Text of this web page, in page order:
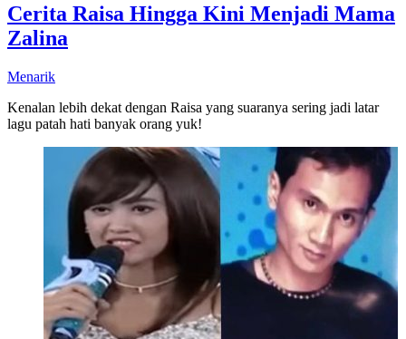
Cerita Raisa Hingga Kini Menjadi Mama
Zalina
Menarik
Kenalan lebih dekat dengan Raisa yang suaranya sering jadi latar
lagu patah hati banyak orang yuk!